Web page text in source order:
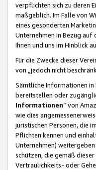
verpflichten sich zu deren
maßgeblich. Im Falle von
eines gesonderten
Unternehmen in Bezug
Ihnen und uns im Hinblick
Für die Zwecke dieser
von „jedoch nicht
Sämtliche Informationen in
bereitstellen oder
Informationen“ von
wie dies
juristischen Personen, die
Pflichten kennen und
Unternehmen)
schützen, die gemäß
Vertraulichkeits- oder